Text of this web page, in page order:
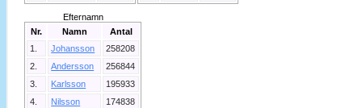
Efternamn
Nr.
Namn
Antal
1.
Johansson
258208
2.
Andersson
256844
3.
Karlsson
195933
4.
Nilsson
174838